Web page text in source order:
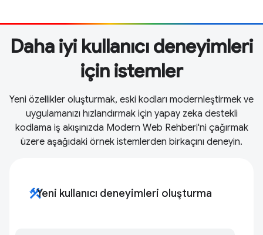
Daha iyi kullanıcı deneyimleri
için istemler
Yeni özellikler oluşturmak, eski kodları modernleştirmek ve
uygulamanızı hızlandırmak için yapay zeka destekli
kodlama iş akışınızda Modern Web Rehberi'ni çağırmak
üzere aşağıdaki örnek istemlerden birkaçını deneyin.
constructionYeni kullanıcı deneyimleri oluşturma